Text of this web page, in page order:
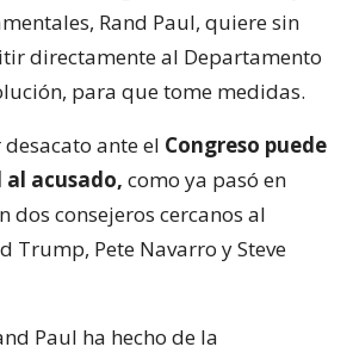
Rand Paul, quiere sin
directamente al Departamento
para que tome medidas.
ante el Congreso puede
acusado, como ya pasó en
dos consejeros cercanos al
Trump, Pete Navarro y Steve
Paul ha hecho de la